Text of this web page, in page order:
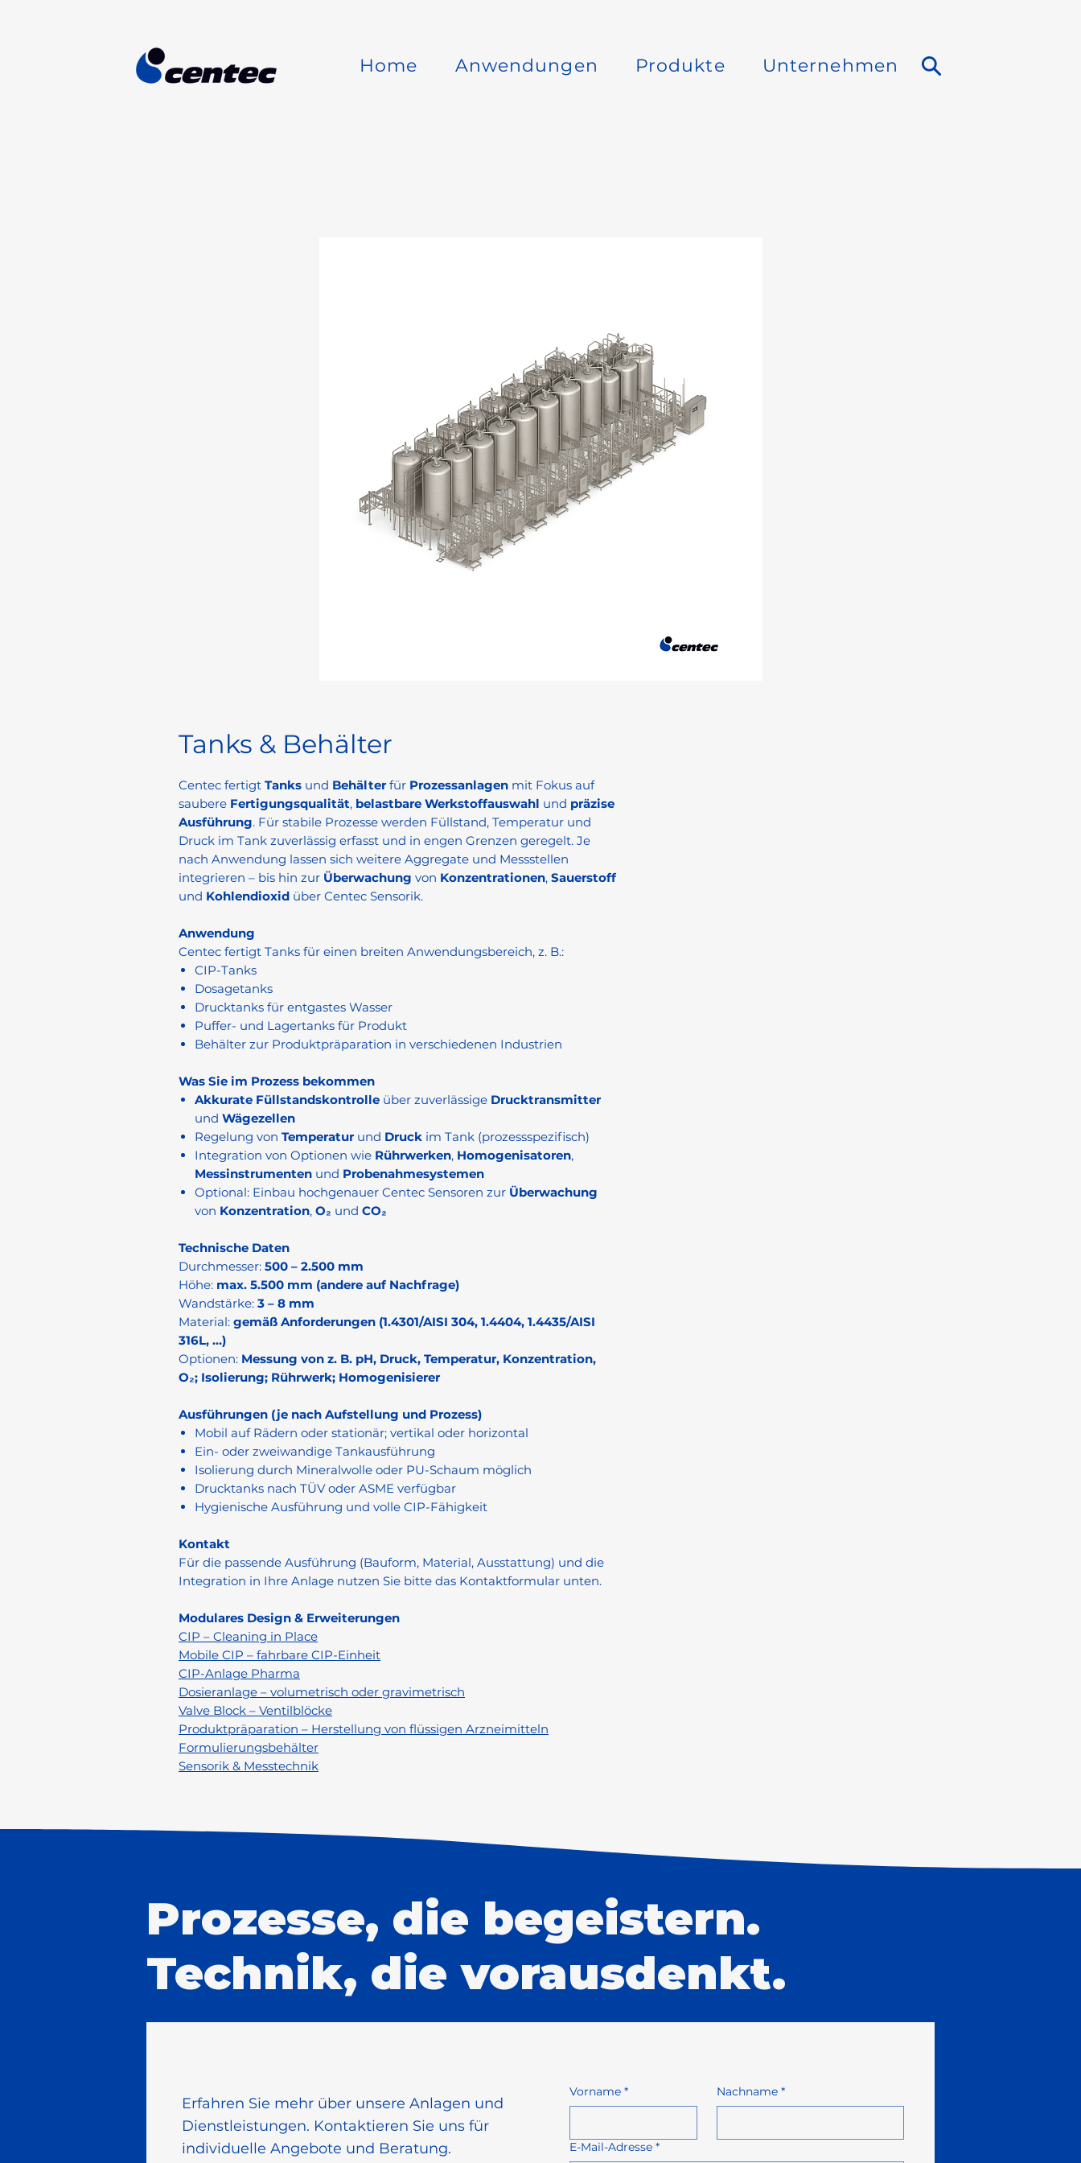
Home Anwendungen Produkte Unternehmen
Tanks & Behälter
Centec fertigt Tanks und Behälterfür Prozessanlagen mit Fokus auf
saubere Fertigungsqualität, belastbare Werkstoffauswahl und präzise
Ausführung. Für stabile Prozesse werden Füllstand, Temperatur und
Druck im Tank zuverlässig erfasst und in engen Grenzen geregelt. Je
nach Anwendung lassen sich weitere Aggregate und Messstellen
integrieren – bis hin zur Überwachung von Konzentrationen, Sauerstoff
und Kohlendioxid über Centec Sensorik.
Anwendung
Centec fertigt Tanks für einen breiten Anwendungsbereich, z. B.:
CIP-Tanks
Dosagetanks
Drucktanks für entgastes Wasser
Puffer- und Lagertanks für Produkt
Behälter zur Produktpräparation in verschiedenen Industrien
Was Sie im Prozess bekommen
Akkurate Füllstandskontrolle über zuverlässige Drucktransmitter
und Wägezellen
Regelung von Temperatur und Druck im Tank (prozessspezifisch)
Integration von Optionen wie Rührwerken, Homogenisatoren,
Messinstrumenten und Probenahmesystemen
Optional: Einbau hochgenauer Centec Sensoren zur Überwachung
von Konzentration, O₂ und CO₂
Technische Daten
Durchmesser: 500 – 2.500 mm
Höhe: max. 5.500 mm (andere auf Nachfrage)
Wandstärke: 3 – 8 mm
Material: gemäß Anforderungen (1.4301/AISI 304, 1.4404, 1.4435/AISI
316L, …)
Optionen: Messung von z. B. pH, Druck, Temperatur, Konzentration,
O₂; Isolierung; Rührwerk; Homogenisierer
Ausführungen (je nach Aufstellung und Prozess)
Mobil auf Rädern oder stationär; vertikal oder horizontal
Ein- oder zweiwandige Tankausführung
Isolierung durch Mineralwolle oder PU-Schaum möglich
Drucktanks nach TÜV oder ASME verfügbar
Hygienische Ausführung und volle CIP-Fähigkeit
Kontakt
Für die passende Ausführung (Bauform, Material, Ausstattung) und die
Integration in Ihre Anlage nutzen Sie bitte das Kontaktformular unten.
Modulares Design & Erweiterungen
CIP – Cleaning in Place
Mobile CIP – fahrbare CIP-Einheit
CIP-Anlage Pharma
Dosieranlage – volumetrisch oder gravimetrisch
Valve Block – Ventilblöcke
Produktpräparation – Herstellung von flüssigen Arzneimitteln
Formulierungsbehälter
Sensorik & Messtechnik
Prozesse, die begeistern.
Technik, die vorausdenkt.
Erfahren Sie mehr über unsere Anlagen und
Dienstleistungen. Kontaktieren Sie uns für
individuelle Angebote und Beratung.
Vorname * Nachname *
E-Mail-Adresse *